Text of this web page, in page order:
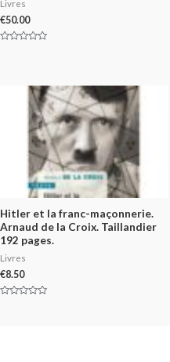
Livres
€50.00
Hitler et la franc-maçonnerie.
Arnaud de la Croix. Taillandier
192 pages.
Livres
€8.50